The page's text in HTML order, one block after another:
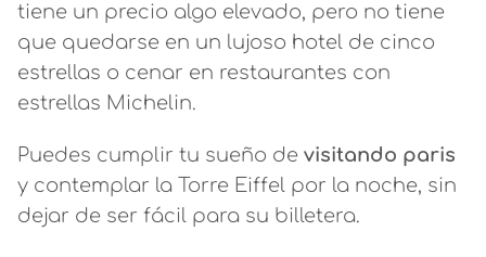
tiene un precio algo elevado, pero no tiene
que quedarse en un lujoso hotel de cinco
estrellas o cenar en restaurantes con
estrellas Michelin.
Puedes cumplir tu sueño de visitando paris
y contemplar la Torre Eiffel por la noche, sin
dejar de ser fácil para su billetera.